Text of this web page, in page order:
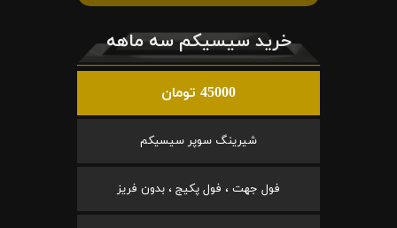
خرید سیسیکم سه ماهه
45000 تومان
شیرینگ سوپر سیسیکم
فول جهت ، فول پکیج ، بدون فریز